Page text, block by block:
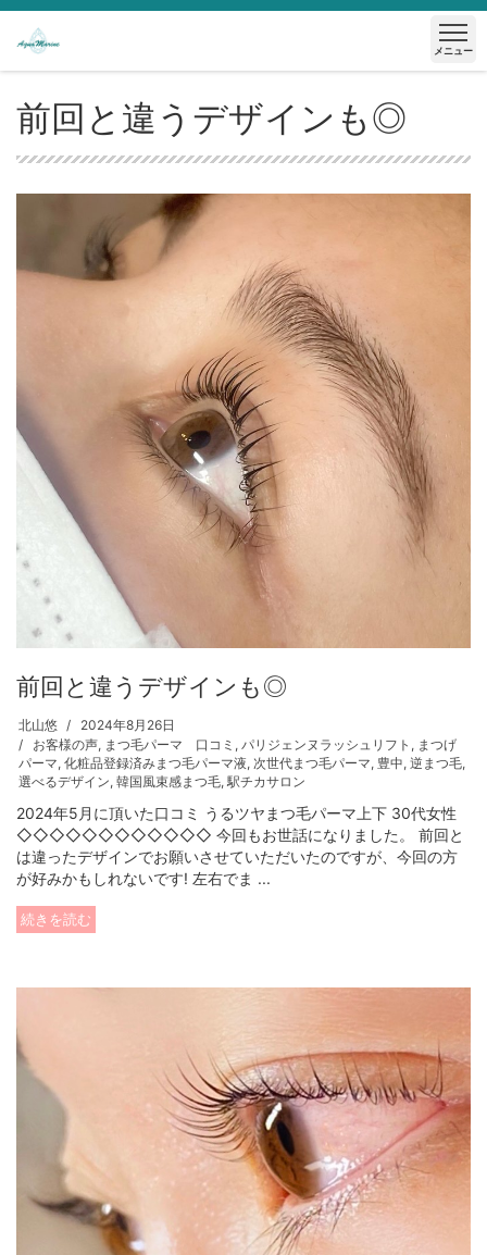
メニュー
前回と違うデザインも◎
前回と違うデザインも◎
北山悠
2024年8月26日
お客様の声, まつ毛パーマ 口コミ , パリジェンヌラッシュリフト , まつげ
パーマ, 化粧品登録済みまつ毛パーマ液, 次世代まつ毛パーマ, 豊中, 逆まつ毛,
選べるデザイン, 韓国風束感まつ毛, 駅チカサロン
2024年5月に頂いた口コミ うるツヤまつ毛パーマ上下 30代女性
◇◇◇◇◇◇◇◇◇◇◇◇ 今回もお世話になりました。 前回と
は違ったデザインでお願いさせていただいたのですが、今回の方
が好みかもしれないです! 左右でま ...
続きを読む